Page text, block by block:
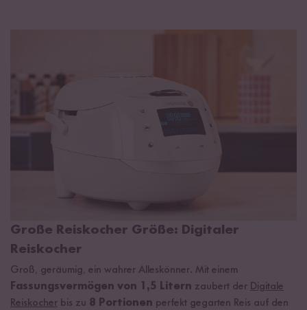
Große Reiskocher Größe: Digitaler
Reiskocher
Groß, geräumig, ein wahrer Alleskönner. Mit einem
Fassungsvermögen von 1,5 Litern zaubert der Digitale
Reiskocher bis zu 8 Portionen perfekt gegarten Reis auf den